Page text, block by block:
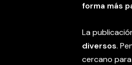
forma más
La
diversos.
cercano